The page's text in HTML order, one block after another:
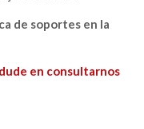
de soportes en la
en consultarnos